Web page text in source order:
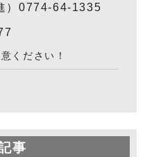
）0774-64-1335
ください！
事